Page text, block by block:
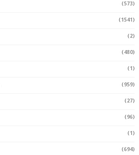
(573)
(1541)
(2)
(480)
(1)
(959)
(27)
(96)
(1)
(694)